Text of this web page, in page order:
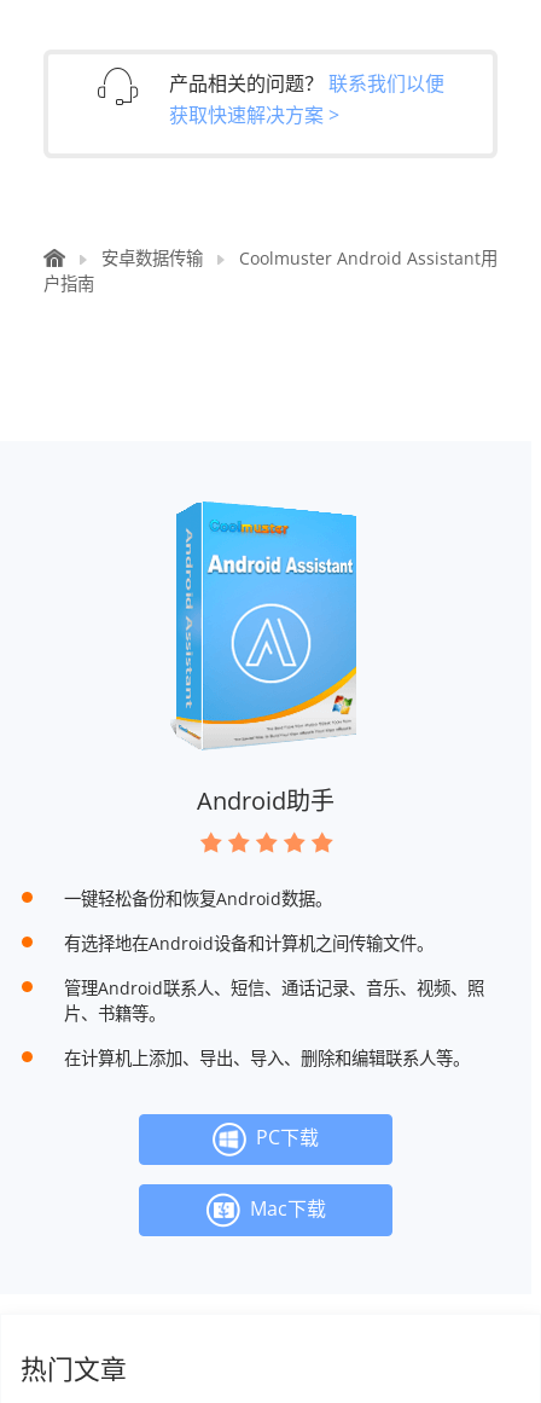
产品相关的问题？ 联系我们以便
获取快速解决方案 >
安卓数据传输
Coolmuster Android Assistant用
户指南
Android助手
一键轻松备份和恢复Android数据。
有选择地在Android设备和计算机之间传输文件。
管理Android联系人、短信、通话记录、音乐、视频、照
片、书籍等。
在计算机上添加、导出、导入、删除和编辑联系人等。
PC下载
Mac下载
热门文章